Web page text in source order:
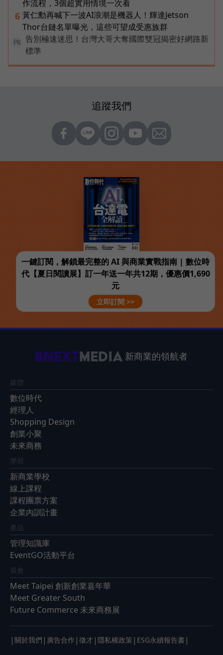
作流程，3個超實用情境一次看
6 黃仁勳再喊下一波AI浪潮是機器人！輝達Jetson
Thor台鏈名單曝光，這些可望成受惠族群
PR
告別極速迷思！台灣大哥大奪國際雙冠揭密好網路新
標準
追蹤我們
一鍵訂閱，解鎖最完整的 AI 與商業實戰指南 | 數位時
代【夏日閱讀展】訂一年送一年共12期，優惠價1,690
元
立即訂閱 >>
新商業的領航者
媒體
數位時代
經理人
Shopping Design
創業小聚
未來商務
學習
新商業學校
線上課程
課程團票方案
企業內訓計畫
產品
管理知識庫
EventGO活動平台
展會
Meet Taipei 創新創業嘉年華
Meet Greater South
Future Commerce 未來商務展
| 關於我們 | 廣告合作 | 徵才 | 隱私權政策 | ESG永續報告書 |